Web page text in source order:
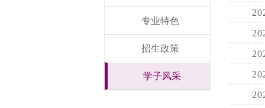
专业特色
招生政策
学子风采